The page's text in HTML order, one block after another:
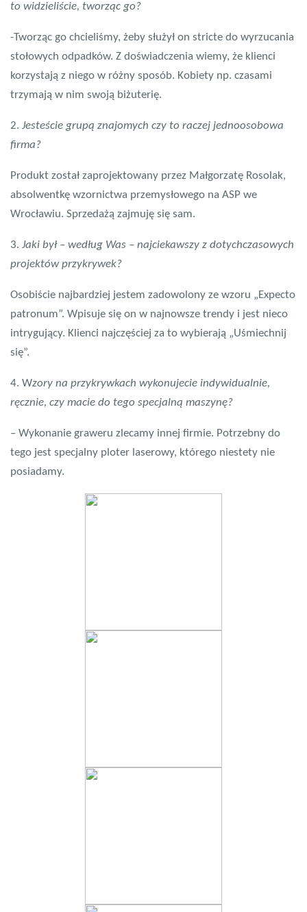
to widzieliście, tworząc go?
-Tworząc go chcieliśmy, żeby służył on stricte do wyrzucania
stołowych odpadków. Z doświadczenia wiemy, że klienci
korzystają z niego w różny sposób. Kobiety np. czasami
trzymają w nim swoją biżuterię.
2. Jesteście grupą znajomych czy to raczej jednoosobowa
firma?
Produkt został zaprojektowany przez Małgorzatę Rosolak,
absolwentkę wzornictwa przemysłowego na ASP we
Wrocławiu. Sprzedażą zajmuję się sam.
3. Jaki był – według Was – najciekawszy z dotychczasowych
projektów przykrywek?
Osobiście najbardziej jestem zadowolony ze wzoru „Expecto
patronum”. Wpisuje się on w najnowsze trendy i jest nieco
intrygujący. Klienci najczęściej za to wybierają „Uśmiechnij
się”.
4. Wzory na przykrywkach wykonujecie indywidualnie,
ręcznie, czy macie do tego specjalną maszynę?
– Wykonanie graweru zlecamy innej firmie. Potrzebny do
tego jest specjalny ploter laserowy, którego niestety nie
posiadamy.